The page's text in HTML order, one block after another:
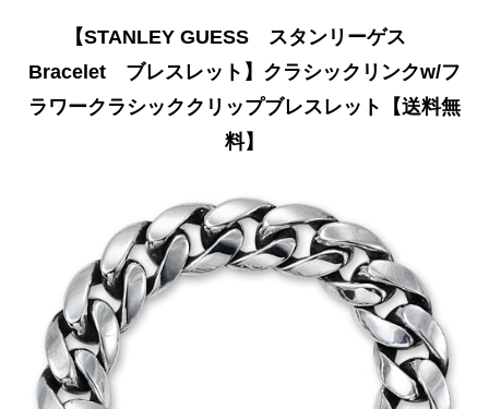
【STANLEY GUESS スタンリーゲス
Bracelet ブレスレット】クラシックリンクw/フ
ラワークラシッククリップブレスレット【送料無
料】